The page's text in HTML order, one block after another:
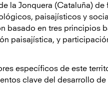
la Jonquera (Cataluña) de
paisajísticos y
basado en tres principios
paisajística, y
específicos de este
clave del desarrollo